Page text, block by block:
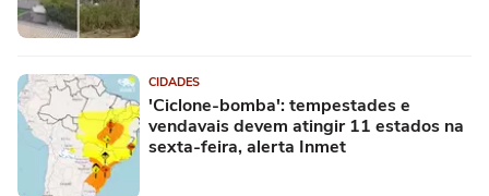
CIDADES
'Ciclone-bomba': tempestades e
vendavais devem atingir 11 estados na
sexta-feira, alerta Inmet